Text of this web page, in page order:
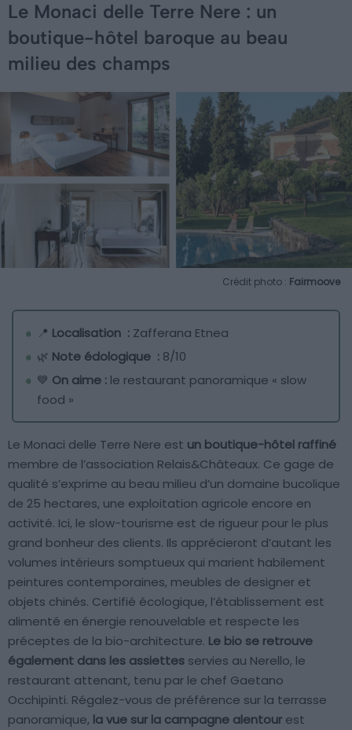
Le Monaci delle Terre Nere : un
boutique-hôtel baroque au beau
milieu des champs
Crédit photo : Fairmoove
📍 Localisation : Zafferana Etnea
🌿 Note édologique : 8/10
💙 On aime : le restaurant panoramique « slow
food »
Le Monaci delle Terre Nere est un boutique-hôtel raffiné
membre de l’association Relais&Châteaux. Ce gage de
qualité s’exprime au beau milieu d’un domaine bucolique
de 25 hectares, une exploitation agricole encore en
activité. Ici, le slow-tourisme est de rigueur pour le plus
grand bonheur des clients. Ils apprécieront d’autant les
volumes intérieurs somptueux qui marient habilement
peintures contemporaines, meubles de designer et
objets chinés. Certifié écologique, l’établissement est
alimenté en énergie renouvelable et respecte les
préceptes de la bio-architecture. Le bio se retrouve
également dans les assiettes servies au Nerello, le
restaurant attenant, tenu par le chef Gaetano
Occhipinti. Régalez-vous de préférence sur la terrasse
panoramique, la vue sur la campagne alentour est